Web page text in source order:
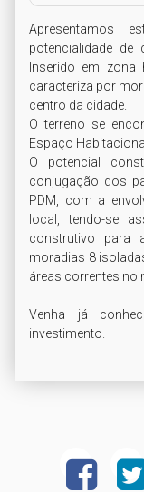
Apresentamos
potencialidade de
Inserido em zona
caracteriza por
centro da cidade.
O terreno se
Espaço
O potencial
conjugação dos
PDM, com a
local, tendo-se
construtivo para
moradias 8
áreas correntes no
Venha já
investimento.